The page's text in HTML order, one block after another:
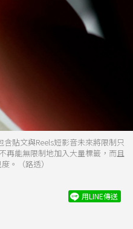
貼文與Reels短影音未來將限制只
再能無限制地加入大量標籤，而且
。（路透）
用LINE傳送